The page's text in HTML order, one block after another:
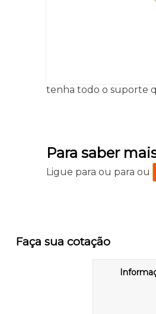
tenha todo o suporte
Para saber
Ligue paraou paraou
Faça sua cotação